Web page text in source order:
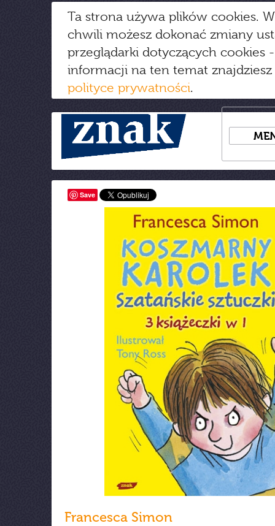
Ta strona używa plików cookies.
chwili możesz dokonać zmiany
przeglądarki dotyczących cookies
informacji na ten temat
polityce prywatności.
Save
Francesca Simon